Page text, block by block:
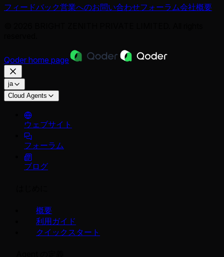
フィードバック営業へのお問い合わせフォーラム会社概要
Qoder home page
ja
Cloud Agents
ウェブサイト
フォーラム
ブログ
概要
利用ガイド
クイックスタート